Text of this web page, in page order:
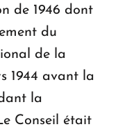
de 1946 dont
du
de la
1944 avant la
la
Conseil était